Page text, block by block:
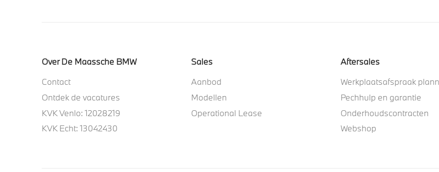
Over De Maassche BMW
Contact
Ontdek de vacatures
KVK Venlo: 12028219
KVK Echt: 13042430
Sales
Aanbod
Modellen
Operational Lease
Aftersales
Werkplaatsafspraak
Pechhulp en garantie
Onderhoudscontracten
Webshop